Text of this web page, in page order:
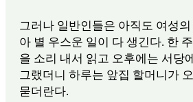
그러나 일반인들은 아직도 여성
아 별 우스운 일이 다 생긴다. 한
을 소리 내서 읽고 오후에는 서당
그랬더니 하루는 앞집 할머니가
묻더란다.